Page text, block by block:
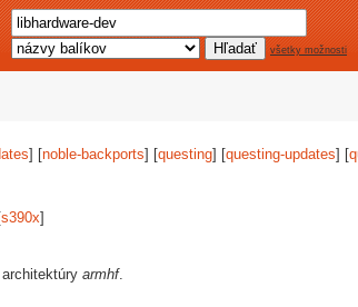
všetky možnosti
] [noble-backports] [questing] [questing-updates] [
s390x]
armhf.